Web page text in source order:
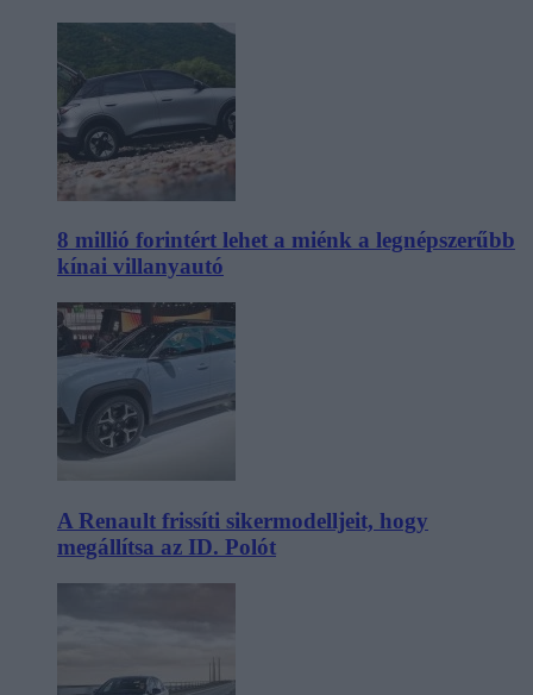
8 millió forintért lehet a miénk a legnépszerűbb
kínai villanyautó
A Renault frissíti sikermodelljeit, hogy
megállítsa az ID. Polót